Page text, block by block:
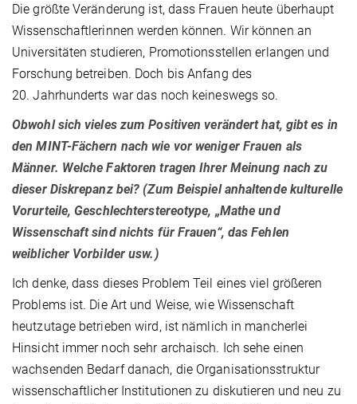
Die größte Veränderung ist, dass Frauen heute überhaupt
Wissenschaftlerinnen werden können. Wir können an
Universitäten studieren, Promotionsstellen erlangen und
Forschung betreiben. Doch bis Anfang des
20. Jahrhunderts war das noch keineswegs so.
Obwohl sich vieles zum Positiven verändert hat, gibt es in
den MINT-Fächern nach wie vor weniger Frauen als
Männer. Welche Faktoren tragen Ihrer Meinung nach zu
dieser Diskrepanz bei? (Zum Beispiel anhaltende kulturelle
Vorurteile, Geschlechterstereotype, „Mathe und
Wissenschaft sind nichts für Frauen“, das Fehlen
weiblicher Vorbilder usw.)
Ich denke, dass dieses Problem Teil eines viel größeren
Problems ist. Die Art und Weise, wie Wissenschaft
heutzutage betrieben wird, ist nämlich in mancherlei
Hinsicht immer noch sehr archaisch. Ich sehe einen
wachsenden Bedarf danach, die Organisationsstruktur
wissenschaftlicher Institutionen zu diskutieren und neu zu